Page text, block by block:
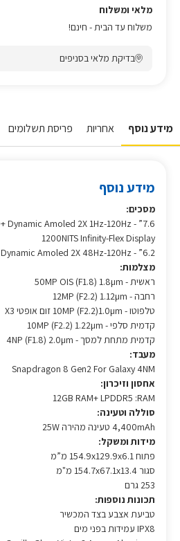
מלאי ומשלוח
משלוח עד הבית - חינם!
בדיקת מלאי בסניפים
מידע נוסף אחריות פריסת תשלומים
מידע נוסף
מסכים:
7.6” - QHD+ Dynamic Amoled 2X 1Hz-120Hz
1200NITS Infinity-Flex Display
6.2” - FHD+ Dynamic Amoled 2X 48Hz-120Hz
מצלמות:
ראשית - 50MP OIS (F1.8) 1.8µm
רחבה - 12MP (F2.2) 1.12µm
טלפוטו - 10MP (F2.2)1.0µm זום אופטי X3
קדמית סלפי - 10MP (F2.2) 1.22µm
קדמית מתחת למסך - 4NP (F1.8) 2.0µm
מעבד:
Snapdragon 8 Gen2 For Galaxy 4NM
אחסון וזיכרון:
12GB RAM+ LPDDR5 :RAM
סוללה וטעינה:
4,400mAh טעינה מהירה 25W
מידות ומשקל:
פתוח 154.9x129.9x6.1 מ”מ
סגור 154.7x67.1x13.4 מ"מ
253 גרם
תכונות נוספות:
טביעת אצבע בצד המכשיר
IPX8 עמידות בפני מים